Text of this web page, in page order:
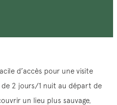
d’accès pour une visite
de 2 jours/1 nuit au départ de
un lieu plus sauvage,